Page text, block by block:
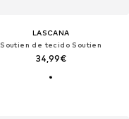
LASCANA
Soutien de tecido Soutien
34,99€